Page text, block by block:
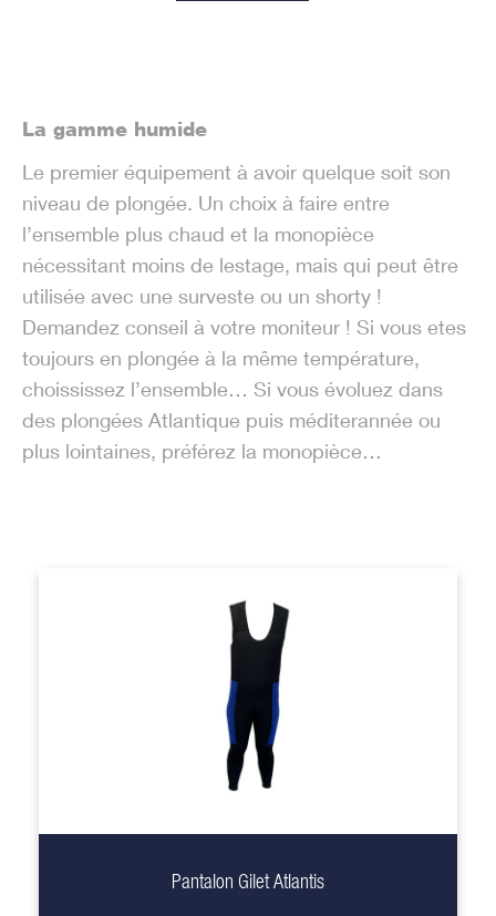
La gamme humide
Le premier équipement à avoir quelque soit son
niveau de plongée. Un choix à faire entre
l’ensemble plus chaud et la monopièce
nécessitant moins de lestage, mais qui peut être
utilisée avec une surveste ou un shorty !
Demandez conseil à votre moniteur ! Si vous etes
toujours en plongée à la même température,
choississez l’ensemble… Si vous évoluez dans
des plongées Atlantique puis méditerannée ou
plus lointaines, préférez la monopièce…
+
Pantalon Gilet Atlantis